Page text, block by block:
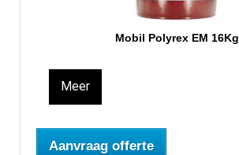
Mobil Polyrex EM 16Kg
Meer
Aanvraag offerte